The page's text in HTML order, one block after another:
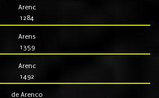
Arenc
1284
Arens
1359
Arenc
1492
de Arenco